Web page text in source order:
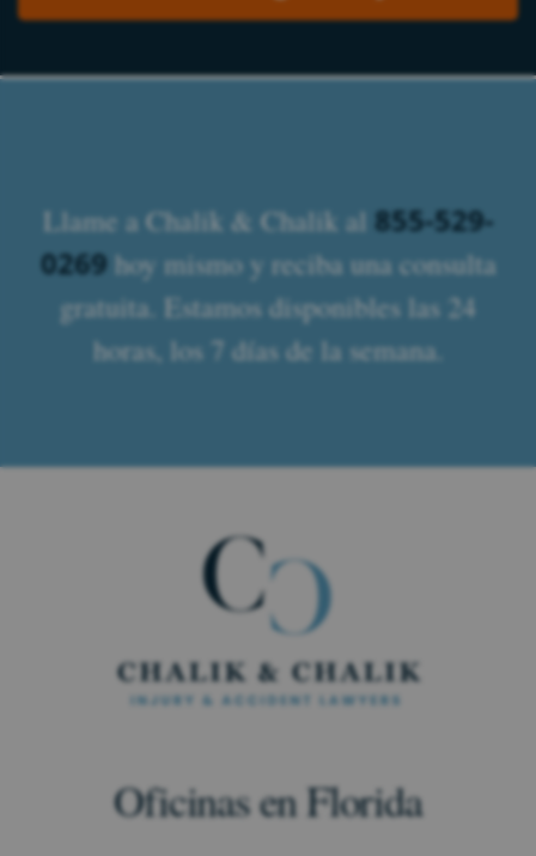
Llame a Chalik & Chalik al 855-529-
0269hoy mismo y reciba una consulta
gratuita. Estamos disponibles las 24
horas, los 7 días de la semana.
Oficinas en Florida